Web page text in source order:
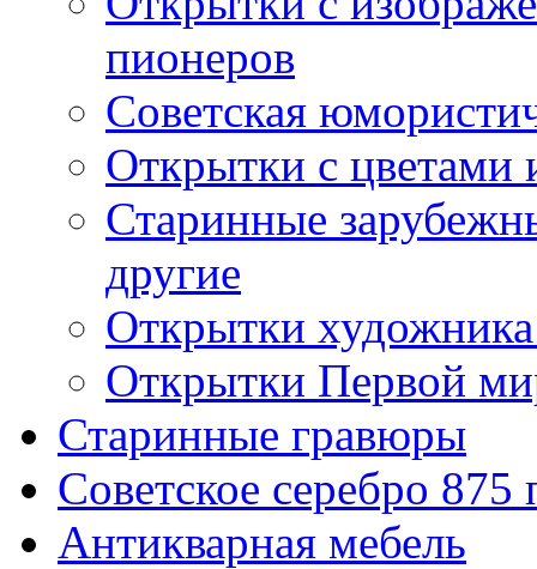
пионеров
Советская
Открытки с цветами
Старинные
другие
Открытки
Открытки Первой
Старинные гравюры
Советское серебро
Антикварная мебель